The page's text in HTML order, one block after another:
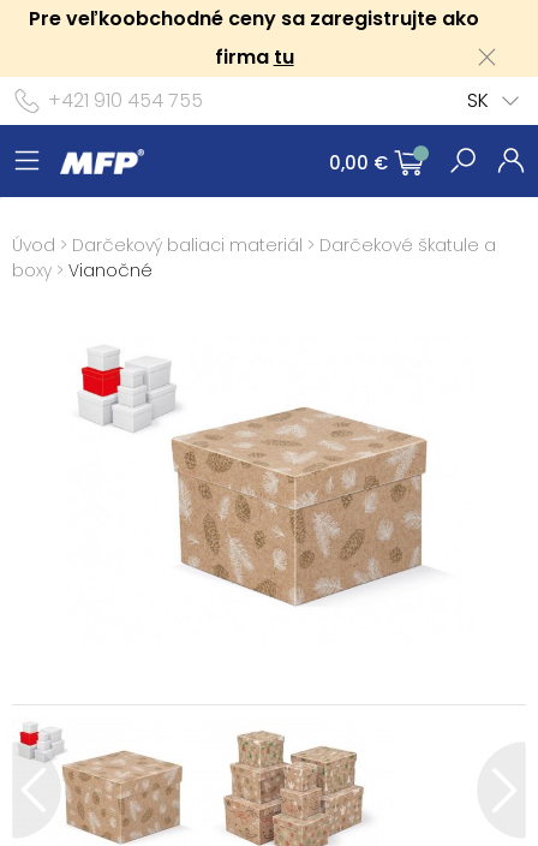
Pre veľkoobchodné ceny sa zaregistrujte ako
firma tu
+421 910 454 755
SK
0,00 €
Úvod > Darčekový baliaci materiál > Darčekové škatule a
boxy > Vianočné